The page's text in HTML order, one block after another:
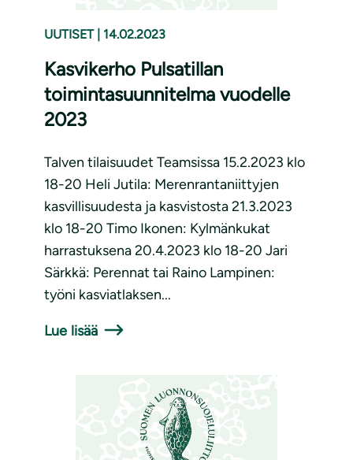
UUTISET 14.02.2023
Kasvikerho Pulsatillan
toimintasuunnitelma vuodelle
2023
Talven tilaisuudet Teamsissa 15.2.2023 klo
18-20 Heli Jutila: Merenrantaniittyjen
kasvillisuudesta ja kasvistosta 21.3.2023
klo 18-20 Timo Ikonen: Kylmänkukat
harrastuksena 20.4.2023 klo 18-20 Jari
Särkkä: Perennat tai Raino Lampinen:
työni kasviatlaksen...
Lue lisää